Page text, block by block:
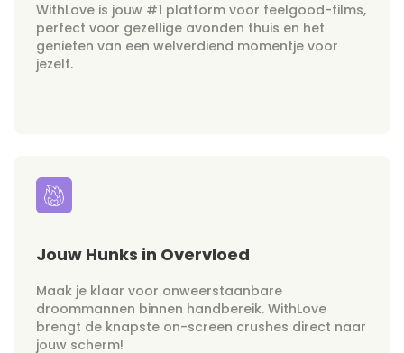
WithLove is jouw #1 platform voor feelgood-films,
perfect voor gezellige avonden thuis en het
genieten van een welverdiend momentje voor
jezelf.
Jouw Hunks in Overvloed
Maak je klaar voor onweerstaanbare
droommannen binnen handbereik. WithLove
brengt de knapste on-screen crushes direct naar
jouw scherm!